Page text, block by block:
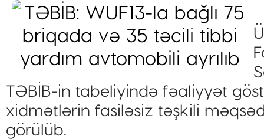
TƏBİB-in tabeliyində fəaliyyət
xidmətlərin fasiləsiz təşkili
görülüb.